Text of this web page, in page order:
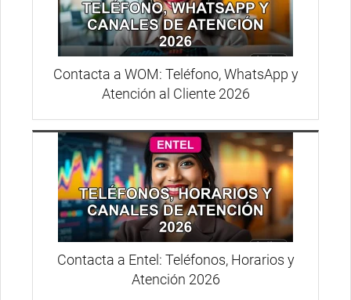
Contacta a WOM: Teléfono, WhatsApp y
Atención al Cliente 2026
Contacta a Entel: Teléfonos, Horarios y
Atención 2026